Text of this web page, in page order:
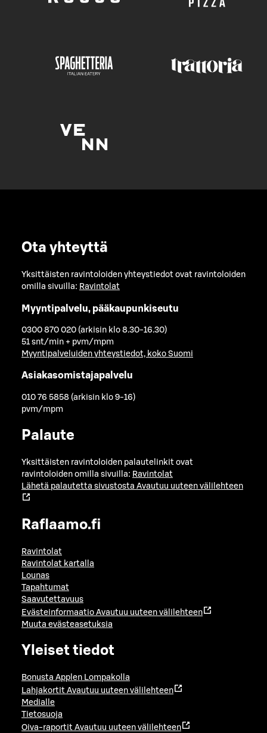
Ota yhteyttä
Yksittäisten ravintoloiden yhteystiedot ovat ravintoloiden
omilla sivuilla: Ravintolat
Myyntipalvelu, pääkaupunkiseutu
0300 870 020 (arkisin klo 8.30-16.30)
51 snt/min + pvm/mpm
Myyntipalveluiden yhteystiedot, koko Suomi
Asiakasomistajapalvelu
010 76 5858 (arkisin klo 9-16)
pvm/mpm
Palaute
Yksittäisten ravintoloiden palautelinkit ovat
ravintoloiden omilla sivuilla: Ravintolat
Lähetä palautetta sivustosta Avautuu uuteen välilehteen
Raflaamo.fi
Ravintolat
Ravintolat kartalla
Lounas
Tapahtumat
Saavutettavuus
Evästeinformaatio Avautuu uuteen välilehteen
Muuta evästeasetuksia
Yleiset tiedot
Bonusta Applen Lompakolla
Lahjakortit Avautuu uuteen välilehteen
Medialle
Tietosuoja
Oiva-raportit Avautuu uuteen välilehteen